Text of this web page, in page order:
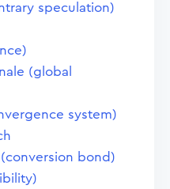
speculation)
(global
system)
bond)